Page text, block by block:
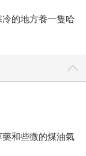
的地方養一隻哈
和些微的煤油氣